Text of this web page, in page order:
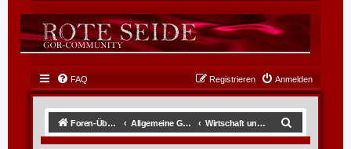
FAQ Anmelden
Registrieren
Foren-Übersicht Allgemeine GOR-Themen Wirtschaft und Wissenschaft